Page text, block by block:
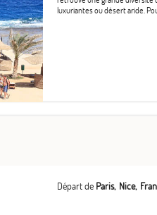
luxuriantes ou désert aride.
Départ de Paris Nice